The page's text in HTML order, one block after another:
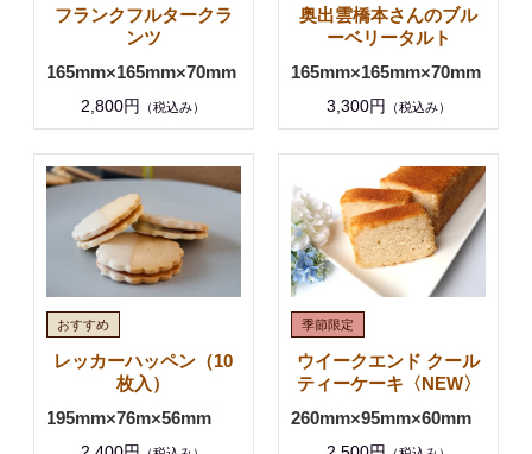
フランクフルタークラ
ンツ
165mm×165mm×70mm
2,800円 （税込み）
奥出雲橋本さんのブル
ーベリータルト
165mm×165mm×70mm
3,300円 （税込み）
レッカーハッペン（10
枚入）
195mm×76m×56mm
ウイークエンド クール
ティーケーキ〈NEW〉
260mm×95mm×60mm